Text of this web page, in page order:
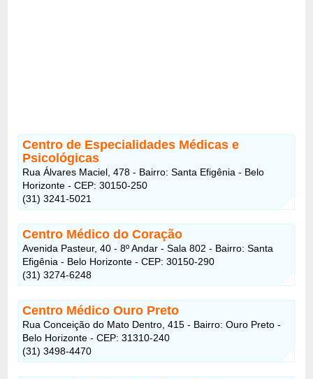
Centro de Especialidades Médicas e
Psicológicas
Rua Álvares Maciel, 478 - Bairro: Santa Efigênia - Belo
Horizonte - CEP: 30150-250
(31) 3241-5021
Centro Médico do Coração
Avenida Pasteur, 40 - 8º Andar - Sala 802 - Bairro: Santa
Efigênia - Belo Horizonte - CEP: 30150-290
(31) 3274-6248
Centro Médico Ouro Preto
Rua Conceição do Mato Dentro, 415 - Bairro: Ouro Preto -
Belo Horizonte - CEP: 31310-240
(31) 3498-4470